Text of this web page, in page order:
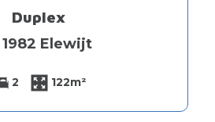
Duplex
1982 Elewijt
2 122m²